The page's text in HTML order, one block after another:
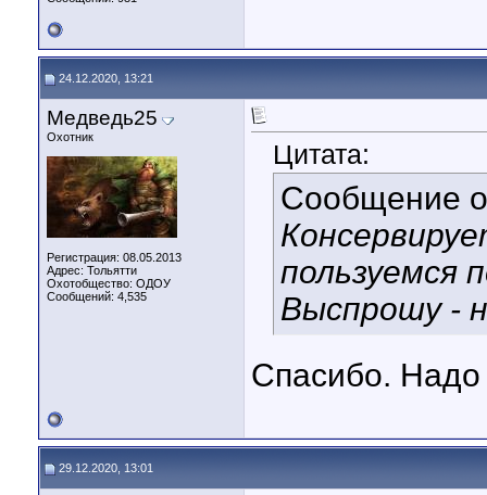
24.12.2020, 13:21
Медведь25
Охотник
Регистрация: 08.05.2013
Адрес: Тольятти
Охотобщество: ОДОУ
Сообщений: 4,535
Цитата:
Сообщение
пользуемся
Выспрошу -
Спасибо.
29.12.2020, 13:01